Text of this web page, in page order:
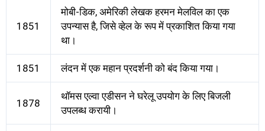
1851
मोबी-डिक, अमेरिकी लेखक हरमन मेलविल का एक
उपन्यास है, जिसे व्हेल के रूप में प्रकाशित किया गया
था।
1851 लंदन में एक महान प्रदर्शनी को बंद किया गया।
1878
थॉमस एल्वा एडीसन ने घरेलू उपयोग के लिए बिजली
उपलब्ध करायी।